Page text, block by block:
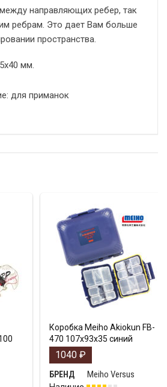
направляющих ребер, так
ребрам. Это дает Вам больше
пространства.
мм.
для приманок
Коробка Meiho Akiokun FB-
470 107x93x35 синий
1040 ₽
БРЕНД
Meiho Versus